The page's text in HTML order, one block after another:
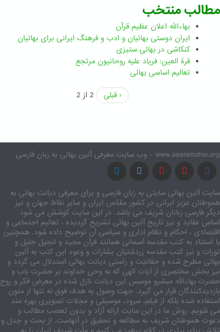
مطالب منتخب
بهاءالله اعلان عظیم قرآن
ايران دوستی بهائيان و ادب و فرهنگ ايرانی برای بهائيان
کنکاشی در بهائی ستيزی
قرة العین: فریاد علیه روحانیون مرتجع
تعالیم اساسی بهائی
‹ قبلی
2 از 2
www.aeenebahai.org - وب سایت معرفی آئین بهائی به زبان فارسی
سایت آئین بهائی سایتی به زبان فارسی و برای معرفی دیانت بهائی به
هموطنان عزیز ایرانی در کشور مقدّس ایران و سایر نقاط جهان و نیز
دیگر فارسی زبانان شریف می باشد. در این سایت کوشش می شود
اساس عقاید و نیز تاریخ آئین بهائی تشریح گردیده ، تعالیم اجتماعی و
اقتصادی ، احکام و نظام اداری و سیاسی آن توضیح داده شود. همچنین
با استناد به کتب مقدسه آسمانی همانند قرآن مجید و انجیل جلیل و
تورات و نیز کتب مقدسه زردشتیان بشارات و وعود این کتب به آئین
بهائی مطرح شده و حقانیّت و راستی دیانت بهائی استدلال می گردد و
نیز بخش مختصری از آیات الهی که به وحی خداوند بر حضرت باب و
حضرت بهاءالله مبشرو موسس این دیانت نازل شده در معرض فکر و روح
بازدیدکنندگان قرار می گیرد. جهت وصول به هدف فوق نه تنها از متون
استفاده شده بلکه از فیلم، سرود، موسیقی و مجلات تصویری بهره مند
می شویم. روش ما در این سایت ارائه آزاد و بدون تعصب مطالب و
دعوت هموطنان شریف به مطالعه و تحقیق در آنهاست. از بحث و جدل و